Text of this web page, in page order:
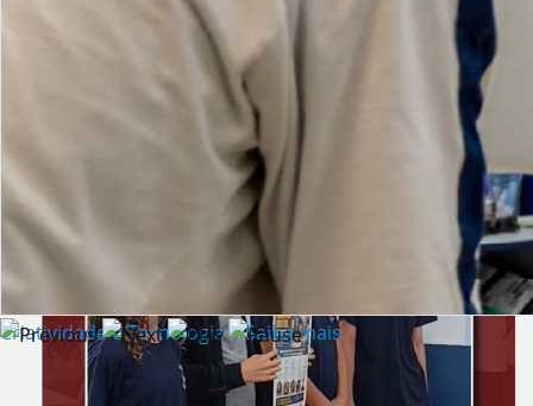
Criatividade e Tecnologia | Saiba mais